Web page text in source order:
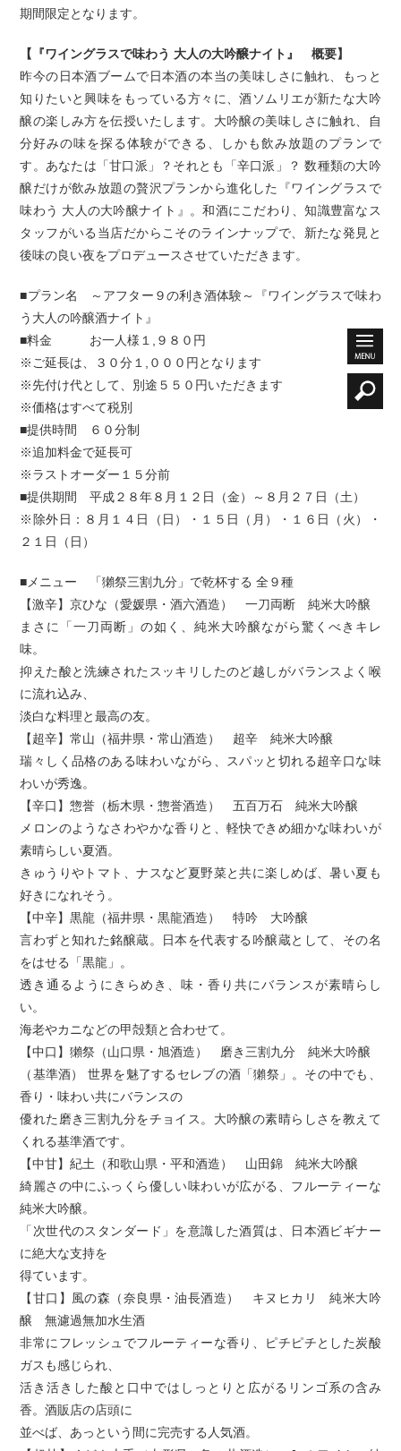
期間限定となります。
【『ワイングラスで味わう 大人の大吟醸ナイト』 概要】
昨今の日本酒ブームで日本酒の本当の美味しさに触れ、もっと
知りたいと興味をもっている方々に、酒ソムリエが新たな大吟
醸の楽しみ方を伝授いたします。大吟醸の美味しさに触れ、自
分好みの味を探る体験ができる、しかも飲み放題のプランで
す。あなたは「甘口派」？それとも「辛口派」？ 数種類の大吟
醸だけが飲み放題の贅沢プランから進化した『ワイングラスで
味わう 大人の大吟醸ナイト』。和酒にこだわり、知識豊富なス
タッフがいる当店だからこそのラインナップで、新たな発見と
後味の良い夜をプロデュースさせていただきます。
■プラン名 ～アフター９の利き酒体験～『ワイングラスで味わ
う大人の吟醸酒ナイト』
■料金 お一人様１,９８０円
※ご延長は、３０分１,０００円となります
※先付け代として、別途５５０円いただきます
※価格はすべて税別
■提供時間 ６０分制
※追加料金で延長可
※ラストオーダー１５分前
■提供期間 平成２８年８月１２日（金）～８月２７日（土）
※除外日：８月１４日（日）・１５日（月）・１６日（火）・
２１日（日）
■メニュー 「獺祭三割九分」で乾杯する 全９種
【激辛】京ひな（愛媛県・酒六酒造） 一刀両断 純米大吟醸
まさに「一刀両断」の如く、純米大吟醸ながら驚くべきキレ
味。
抑えた酸と洗練されたスッキリしたのど越しがバランスよく喉
に流れ込み、
淡白な料理と最高の友。
【超辛】常山（福井県・常山酒造） 超辛 純米大吟醸
瑞々しく品格のある味わいながら、スパッと切れる超辛口な味
わいが秀逸。
【辛口】惣誉（栃木県・惣誉酒造） 五百万石 純米大吟醸
メロンのようなさわやかな香りと、軽快できめ細かな味わいが
素晴らしい夏酒。
きゅうりやトマト、ナスなど夏野菜と共に楽しめば、暑い夏も
好きになれそう。
【中辛】黒龍（福井県・黒龍酒造） 特吟 大吟醸
言わずと知れた銘醸蔵。日本を代表する吟醸蔵として、その名
をはせる「黒龍」。
透き通るようにきらめき、味・香り共にバランスが素晴らし
い。
海老やカニなどの甲殻類と合わせて。
【中口】獺祭（山口県・旭酒造） 磨き三割九分 純米大吟醸
（基準酒） 世界を魅了するセレブの酒「獺祭」。その中でも、
香り・味わい共にバランスの
優れた磨き三割九分をチョイス。大吟醸の素晴らしさを教えて
くれる基準酒です。
【中甘】紀土（和歌山県・平和酒造） 山田錦 純米大吟醸
綺麗さの中にふっくら優しい味わいが広がる、フルーティーな
純米大吟醸。
「次世代のスタンダード」を意識した酒質は、日本酒ビギナー
に絶大な支持を
得ています。
【甘口】風の森（奈良県・油長酒造） キヌヒカリ 純米大吟
醸 無濾過無加水生酒
非常にフレッシュでフルーティーな香り、ピチピチとした炭酸
ガスも感じられ、
活き活きした酸と口中ではしっとりと広がるリンゴ系の含み
香。酒販店の店頭に
並べば、あっという間に完売する人気酒。